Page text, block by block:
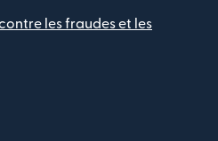
les fraudes et les